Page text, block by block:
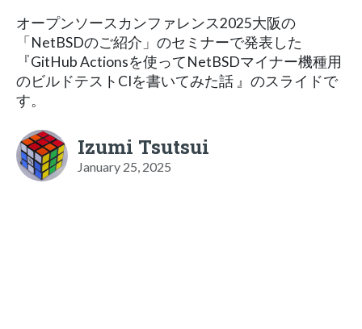
オープンソースカンファレンス2025大阪の
「NetBSDのご紹介」のセミナーで発表した
『GitHub Actionsを使ってNetBSDマイナー機種用
のビルドテストCIを書いてみた話 』のスライドで
す。
Izumi Tsutsui
January 25, 2025